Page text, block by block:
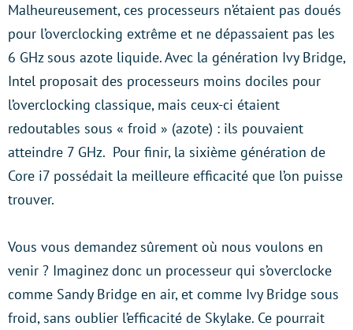
Malheureusement, ces processeurs n’étaient pas doués
pour l’overclocking extrême et ne dépassaient pas les
6 GHz sous azote liquide. Avec la génération Ivy Bridge,
Intel proposait des processeurs moins dociles pour
l’overclocking classique, mais ceux-ci étaient
redoutables sous « froid » (azote) : ils pouvaient
atteindre 7 GHz. Pour finir, la sixième génération de
Core i7 possédait la meilleure efficacité que l’on puisse
trouver.
Vous vous demandez sûrement où nous voulons en
venir ? Imaginez donc un processeur qui s’overclocke
comme Sandy Bridge en air, et comme Ivy Bridge sous
froid, sans oublier l’efficacité de Skylake. Ce pourrait